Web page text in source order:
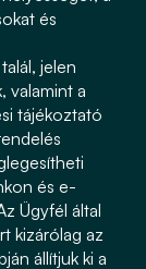
és
jelen
valamint a
tájékoztató
és e-
Ügyfél által
kizárólag az
állítjuk ki a